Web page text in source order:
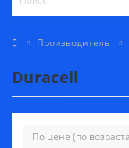
Производитель
Duracell